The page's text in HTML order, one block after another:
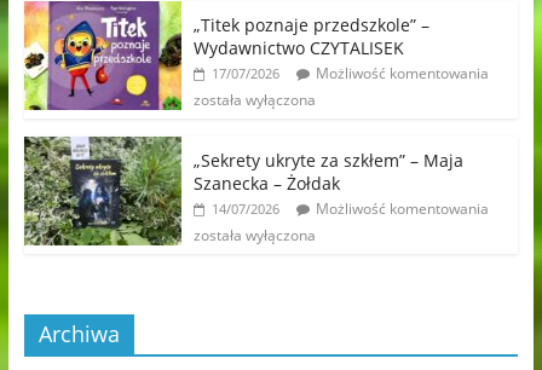
„Titek poznaje przedszkole” –
Wydawnictwo CZYTALISEK
17/07/2026
Możliwość komentowania
została wyłączona
„Sekrety ukryte za szkłem” – Maja
Szanecka – Żołdak
14/07/2026
Możliwość komentowania
została wyłączona
Archiwa